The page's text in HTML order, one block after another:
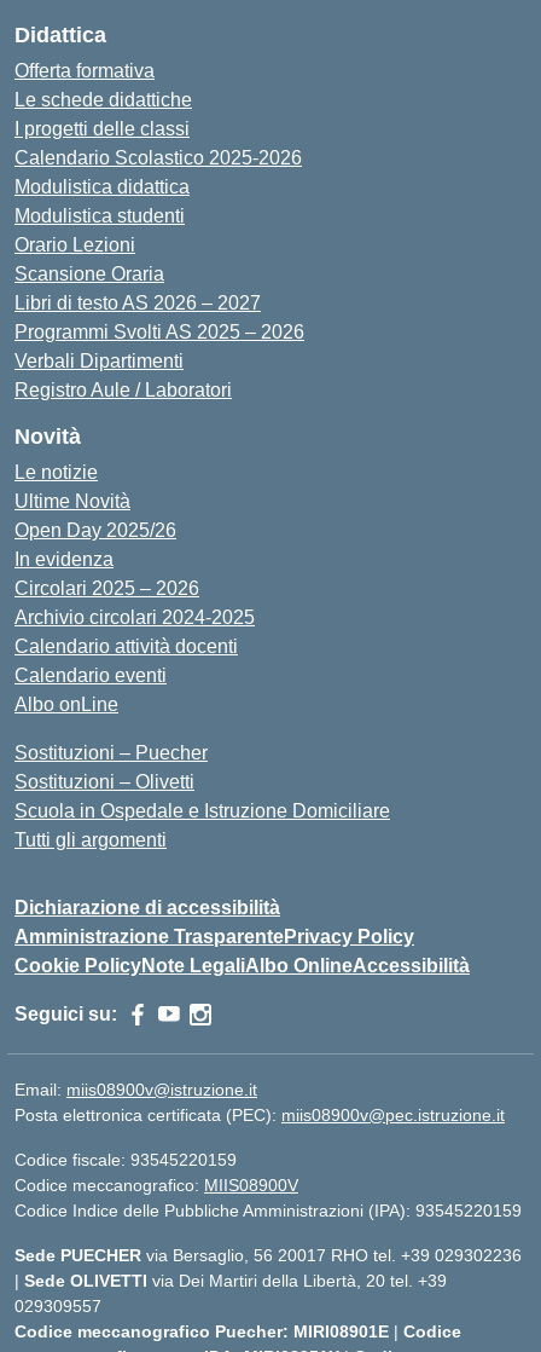
Didattica
Offerta formativa
Le schede didattiche
I progetti delle classi
Calendario Scolastico 2025-2026
Modulistica didattica
Modulistica studenti
Orario Lezioni
Scansione Oraria
Libri di testo AS 2026 – 2027
Programmi Svolti AS 2025 – 2026
Verbali Dipartimenti
Registro Aule / Laboratori
Novità
Le notizie
Ultime Novità
Open Day 2025/26
In evidenza
Circolari 2025 – 2026
Archivio circolari 2024-2025
Calendario attività docenti
Calendario eventi
Albo onLine
Sostituzioni – Puecher
Sostituzioni – Olivetti
Scuola in Ospedale e Istruzione Domiciliare
Tutti gli argomenti
Dichiarazione di accessibilità
Amministrazione TrasparentePrivacy Policy
Cookie PolicyNote LegaliAlbo OnlineAccessibilità
Seguici su:
Email: miis08900v@istruzione.it
Posta elettronica certificata (PEC): miis08900v@pec.istruzione.it
Codice fiscale: 93545220159
Codice meccanografico: MIIS08900V
Codice Indice delle Pubbliche Amministrazioni (IPA): 93545220159
Sede PUECHER via Bersaglio, 56 20017 RHO tel. +39 029302236
| Sede OLIVETTI via Dei Martiri della Libertà, 20 tel. +39
029309557
Codice meccanografico Puecher: MIRI08901E | Codice